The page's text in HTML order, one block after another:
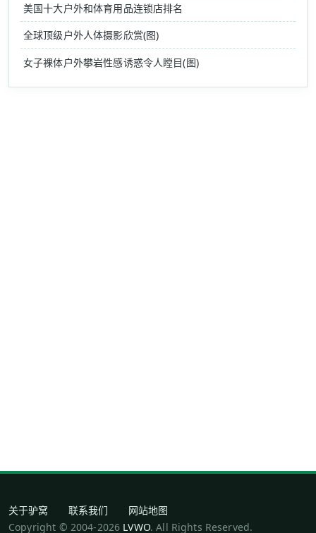
美国十大户外和体育用品连锁店排名
全球顶级户外人体摄影欣赏(图)
女子裸体户外攀岩性感诱惑令人瞠目(图)
关于驴窝 联系我们
网站地图
Copyright © 2004-2026 LVWO. All Rights Reserved.